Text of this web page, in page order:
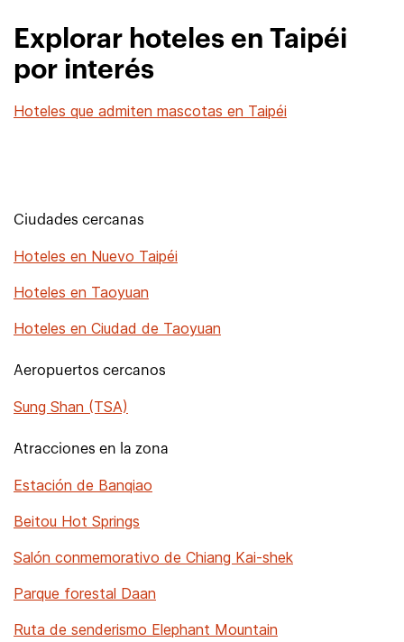
Explorar hoteles en Taipéi
por interés
Hoteles que admiten mascotas en Taipéi
Ciudades cercanas
Hoteles en Nuevo Taipéi
Hoteles en Taoyuan
Hoteles en Ciudad de Taoyuan
Aeropuertos cercanos
Sung Shan (TSA)
Atracciones en la zona
Estación de Banqiao
Beitou Hot Springs
Salón conmemorativo de Chiang Kai-shek
Parque forestal Daan
Ruta de senderismo Elephant Mountain